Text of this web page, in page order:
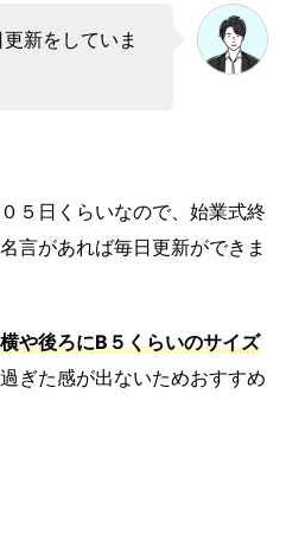
新をしていま
５日くらいなので、始業式終
言があれば毎日更新ができま
や後ろにB５くらいのサイズ
ぎた感が出ないためおすすめ